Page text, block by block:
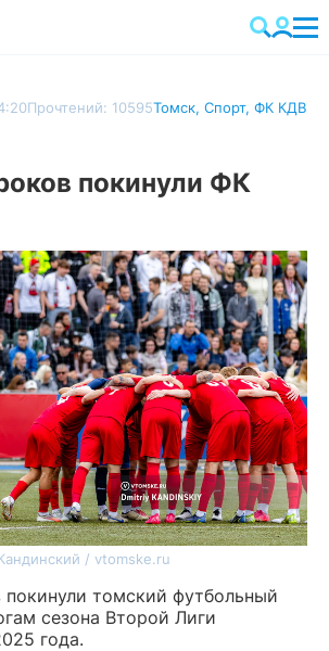
Прочтений: 10595Томск, Спорт, ФК КДВ
покинули ФК
/ vtomske.ru
покинули томский футбольный
сезона Второй Лиги
года.